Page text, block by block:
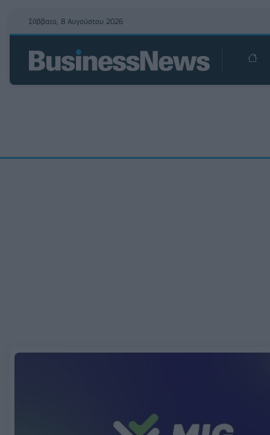
Σάββατο, 8 Αυγούστου 2026